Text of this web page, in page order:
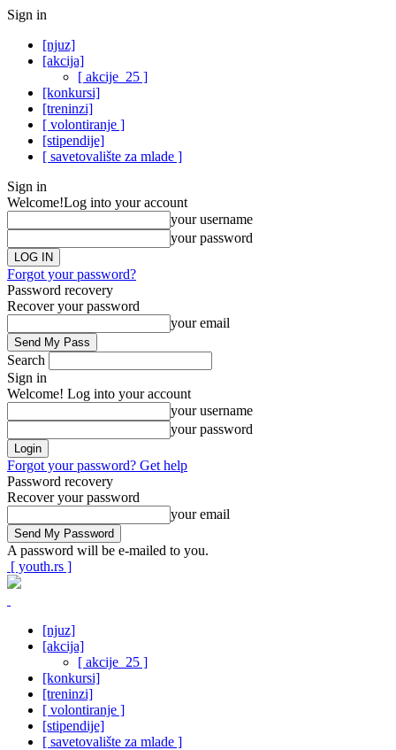
Sign in
[njuz]
[akcija]
[ akcije_25 ]
[konkursi]
[treninzi]
[ volontiranje ]
[stipendije]
[ savetovalište za mlade ]
Sign in
Welcome!Log into your account
your username
your password
Forgot your password?
Password recovery
Recover your password
your email
Search
Sign in
Welcome! Log into your account
your username
your password
Forgot your password? Get help
Password recovery
Recover your password
your email
A password will be e-mailed to you.
[ youth.rs ]
[njuz]
[akcija]
[ akcije_25 ]
[konkursi]
[treninzi]
[ volontiranje ]
[stipendije]
[ savetovalište za mlade ]